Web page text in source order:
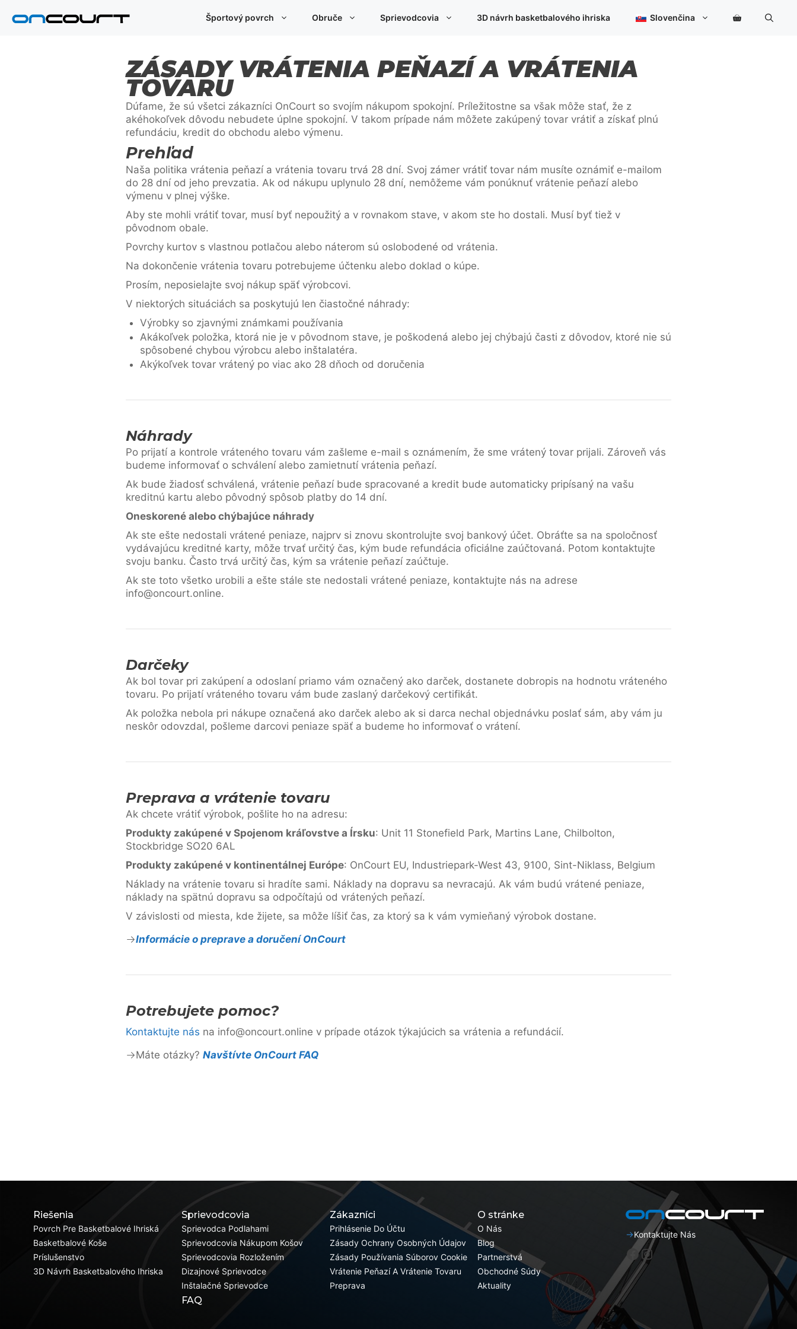
Športový povrch Obruče Sprievodcovia 3D návrh basketbalového ihriska Slovenčina
ZÁSADY VRÁTENIA PEŇAZÍ A VRÁTENIA
TOVARU
Dúfame, že sú všetci zákazníci OnCourt so svojím nákupom spokojní. Príležitostne sa však môže stať, že z
akéhokoľvek dôvodu nebudete úplne spokojní. V takom prípade nám môžete zakúpený tovar vrátiť a získať plnú
refundáciu, kredit do obchodu alebo výmenu.
Prehľad
Naša politika vrátenia peňazí a vrátenia tovaru trvá 28 dní. Svoj zámer vrátiť tovar nám musíte oznámiť e-mailom
do 28 dní od jeho prevzatia. Ak od nákupu uplynulo 28 dní, nemôžeme vám ponúknuť vrátenie peňazí alebo
výmenu v plnej výške.
Aby ste mohli vrátiť tovar, musí byť nepoužitý a v rovnakom stave, v akom ste ho dostali. Musí byť tiež v
pôvodnom obale.
Povrchy kurtov s vlastnou potlačou alebo náterom sú oslobodené od vrátenia.
Na dokončenie vrátenia tovaru potrebujeme účtenku alebo doklad o kúpe.
Prosím, neposielajte svoj nákup späť výrobcovi.
V niektorých situáciách sa poskytujú len čiastočné náhrady:
Výrobky so zjavnými známkami používania
Akákoľvek položka, ktorá nie je v pôvodnom stave, je poškodená alebo jej chýbajú časti z dôvodov, ktoré nie sú
spôsobené chybou výrobcu alebo inštalatéra.
Akýkoľvek tovar vrátený po viac ako 28 dňoch od doručenia
Náhrady
Po prijatí a kontrole vráteného tovaru vám zašleme e-mail s oznámením, že sme vrátený tovar prijali. Zároveň vás
budeme informovať o schválení alebo zamietnutí vrátenia peňazí.
Ak bude žiadosť schválená, vrátenie peňazí bude spracované a kredit bude automaticky pripísaný na vašu
kreditnú kartu alebo pôvodný spôsob platby do 14 dní.
Oneskorené alebo chýbajúce náhrady
Ak ste ešte nedostali vrátené peniaze, najprv si znovu skontrolujte svoj bankový účet. Obráťte sa na spoločnosť
vydávajúcu kreditné karty, môže trvať určitý čas, kým bude refundácia oficiálne zaúčtovaná. Potom kontaktujte
svoju banku. Často trvá určitý čas, kým sa vrátenie peňazí zaúčtuje.
Ak ste toto všetko urobili a ešte stále ste nedostali vrátené peniaze, kontaktujte nás na adrese
info@oncourt.online.
Darčeky
Ak bol tovar pri zakúpení a odoslaní priamo vám označený ako darček, dostanete dobropis na hodnotu vráteného
tovaru. Po prijatí vráteného tovaru vám bude zaslaný darčekový certifikát.
Ak položka nebola pri nákupe označená ako darček alebo ak si darca nechal objednávku poslať sám, aby vám ju
neskôr odovzdal, pošleme darcovi peniaze späť a budeme ho informovať o vrátení.
Preprava a vrátenie tovaru
Ak chcete vrátiť výrobok, pošlite ho na adresu:
Produkty zakúpené v Spojenom kráľovstve a Írsku: Unit 11 Stonefield Park, Martins Lane, Chilbolton,
Stockbridge SO20 6AL
Produkty zakúpené v kontinentálnej Európe: OnCourt EU, Industriepark-West 43, 9100, Sint-Niklass, Belgium
Náklady na vrátenie tovaru si hradíte sami. Náklady na dopravu sa nevracajú. Ak vám budú vrátené peniaze,
náklady na spätnú dopravu sa odpočítajú od vrátených peňazí.
V závislosti od miesta, kde žijete, sa môže líšiť čas, za ktorý sa k vám vymieňaný výrobok dostane.
Informácie o preprave a doručení OnCourt
Potrebujete pomoc?
Kontaktujte nás na info@oncourt.online v prípade otázok týkajúcich sa vrátenia a refundácií.
Máte otázky? Navštívte OnCourt FAQ
Riešenia
Povrch Pre Basketbalové Ihriská
Basketbalové Koše
Príslušenstvo
3D Návrh Basketbalového Ihriska
Sprievodcovia
Sprievodca Podlahami
Sprievodcovia Nákupom Košov
Sprievodcovia Rozložením
Dizajnové Sprievodce
Inštalačné Sprievodce
FAQ
Zákazníci
Prihlásenie Do Účtu
Zásady Ochrany Osobných Údajov
Zásady Používania Súborov Cookie
Vrátenie Peňazí A Vrátenie Tovaru
Preprava
O stránke
O Nás
Blog
Partnerstvá
Obchodné Súdy
Aktuality
Kontaktujte Nás
Facebook
Instagram